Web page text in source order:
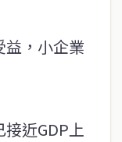
益，小企業
近GDP上